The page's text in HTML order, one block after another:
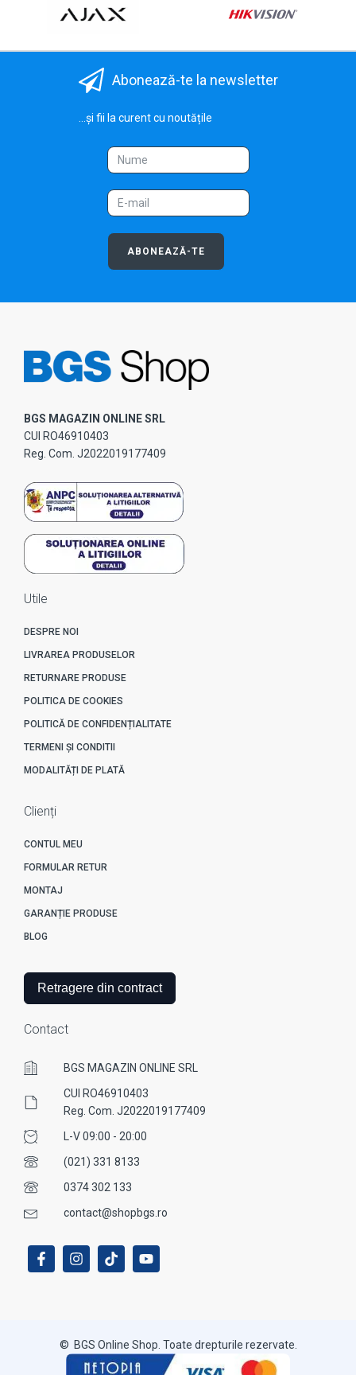
Abonează-te la newsletter
...și fii la curent cu noutățile
ABONEAZĂ-TE
BGS MAGAZIN ONLINE SRL
CUI RO46910403
Reg. Com. J2022019177409
Utile
DESPRE NOI
LIVRAREA PRODUSELOR
RETURNARE PRODUSE
POLITICA DE COOKIES
POLITICĂ DE CONFIDENȚIALITATE
TERMENI ȘI CONDITII
MODALITĂȚI DE PLATĂ
Clienți
CONTUL MEU
FORMULAR RETUR
MONTAJ
GARANȚIE PRODUSE
BLOG
Retragere din contract
Contact
BGS MAGAZIN ONLINE SRL
CUI RO46910403
Reg. Com. J2022019177409
L-V 09:00 - 20:00
(021) 331 8133
0374 302 133
contact@shopbgs.ro
© BGS Online Shop. Toate drepturile rezervate.